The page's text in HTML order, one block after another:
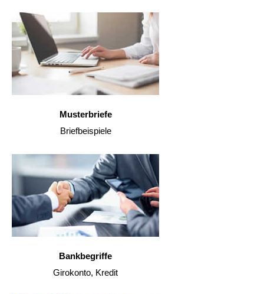
Musterbriefe
Briefbeispiele
Bankbegriffe
Girokonto, Kredit